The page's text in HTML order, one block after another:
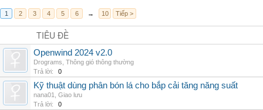
1 2 3 4 5 6 → 10 Tiếp >
TIÊU ĐỀ
Openwind 2024 v2.0
Drograms Thông gió thông thường
Trả lời:
0
Kỹ thuật dùng phân bón lá cho bắp cải tăng năng suất
nana01
Giao lưu
Trả lời:
0